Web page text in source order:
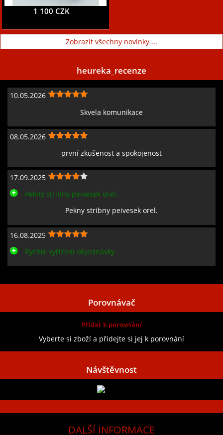
1 100 CZK
Zobrazit všechny novinky ...
heureka_recenze
10.05.2026
Skvela komunikace
08.05.2026
první zkušenost a spokojenost
17.09.2025
Pekny stribny peivesek orel.
Pekny stribny peivesek orel.
16.08.2025
Rychle vyřízení objednávky
Porovnávač
Přidat k porovnání
Vyberte si zboží a přidejte si jej k porovnání
Návštěvnost
DALŠÍ INFORMACE